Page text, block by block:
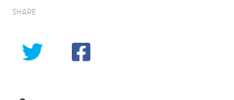
SHARE